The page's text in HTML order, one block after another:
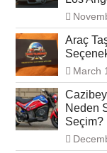
Araç
March
Neden
Seçim?